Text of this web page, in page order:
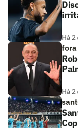
Há 2
fora
Há 2